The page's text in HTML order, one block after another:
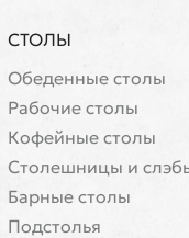
СТОЛЫ
Обеденные столы
Рабочие столы
Кофейные столы
Cтолешницы и
Барные столы
Подстолья